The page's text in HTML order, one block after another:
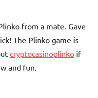
from a mate. Gave
The Plinko game is
cryptocasinoplinko if
and fun.